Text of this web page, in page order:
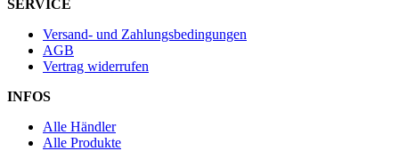
SERVICE
Versand- und Zahlungsbedingungen
AGB
Vertrag widerrufen
INFOS
Alle Händler
Alle Produkte